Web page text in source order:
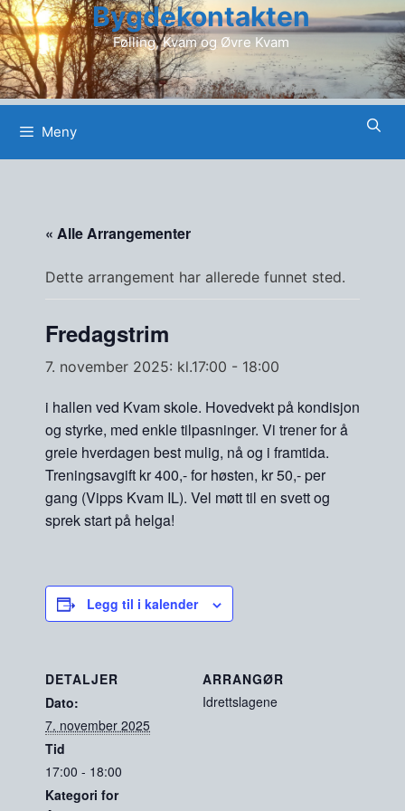
Hopp
til
innhold
Bygdekontakten
Følling, Kvam og Øvre Kvam
Meny
« Alle Arrangementer
Dette arrangement har allerede funnet sted.
Fredagstrim
7. november 2025: kl.17:00 - 18:00
i hallen ved Kvam skole. Hovedvekt på kondisjon
og styrke, med enkle tilpasninger. Vi trener for å
greie hverdagen best mulig, nå og i framtida.
Treningsavgift kr 400,- for høsten, kr 50,- per
gang (Vipps Kvam IL). Vel møtt til en svett og
sprek start på helga!
Legg til i kalender
DETALJER
Dato:
7. november 2025
Tid
17:00 - 18:00
Kategori for
ARRANGØR
Idrettslagene